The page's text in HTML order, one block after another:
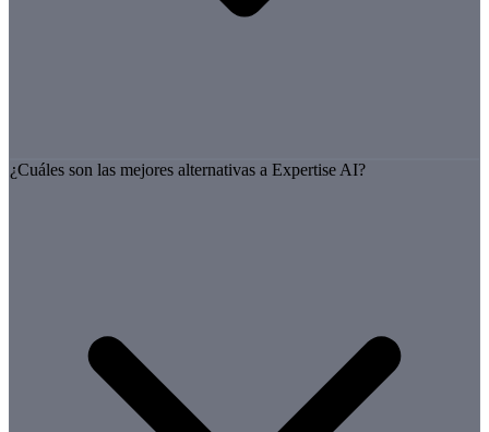
¿Cuáles son las mejores alternativas a Expertise AI?